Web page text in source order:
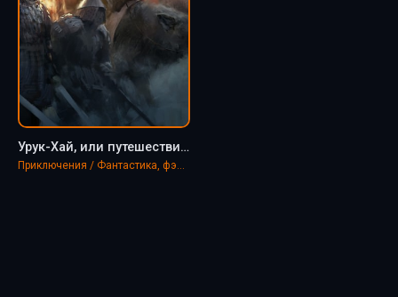
Урук-Хай, или путешествие Туда - Александр Байбородин
Приключения / Фантастика, фэнтези